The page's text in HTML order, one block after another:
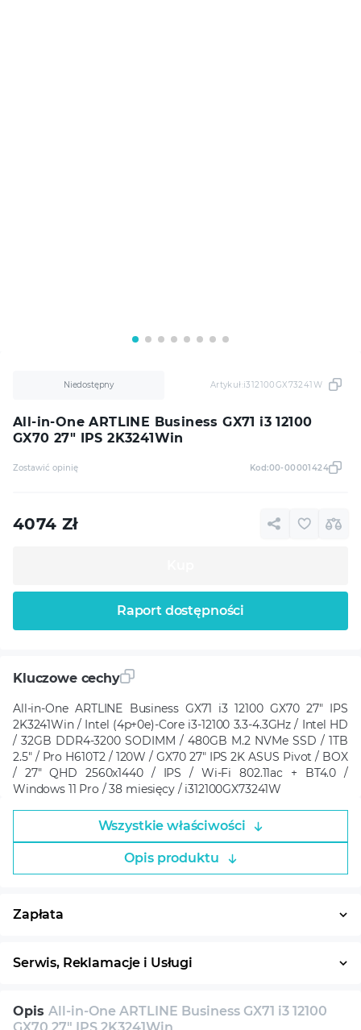
All-in-One ARTLINE Business GX71 i3 12100
GX70 27" IPS 2K3241Win
Niedostępny Artykuł:i312100GX73241W
Zostawić opinię Kod:00-00001424
4074 Zł
Raport dostępności
Kluczowe cechy
All-in-One ARTLINE Business GX71 i3 12100 GX70 27" IPS
2K3241Win / Intel (4p+0e)-Core i3-12100 3.3-4.3GHz / Intel HD
/ 32GB DDR4-3200 SODIMM / 480GB M.2 NVMe SSD / 1TB
2.5" / Pro H610T2 / 120W / GX70 27" IPS 2K ASUS Pivot / BOX
/ 27" QHD 2560x1440 / IPS / Wi-Fi 802.11ac + BT4.0 /
Windows 11 Pro / 38 miesięcy / i312100GX73241W
Wszystkie właściwości
Opis produktu
Zapłata
Serwis, Reklamacje i Usługi
Konsultacja
Opis All-in-One ARTLINE Business GX71 i3 12100